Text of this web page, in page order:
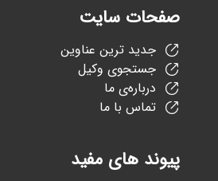
صفحات سایت
جدید ترین عناوین
جستجوی وکیل
درباره‌ی ما
تماس با ما
پیوند های مفید